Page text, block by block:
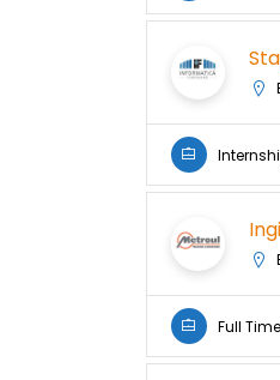
Full Time